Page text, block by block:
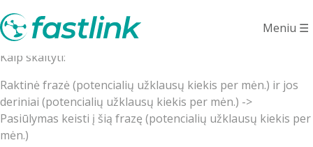
Meniu ☰
Raktinės frazės verslui
Kaip skaityti:
Raktinė frazė (potencialių užklausų kiekis per mėn.) ir jos
deriniai (potencialių užklausų kiekis per mėn.) ->
Pasiūlymas keisti į šią frazę (potencialių užklausų kiekis per
mėn.)